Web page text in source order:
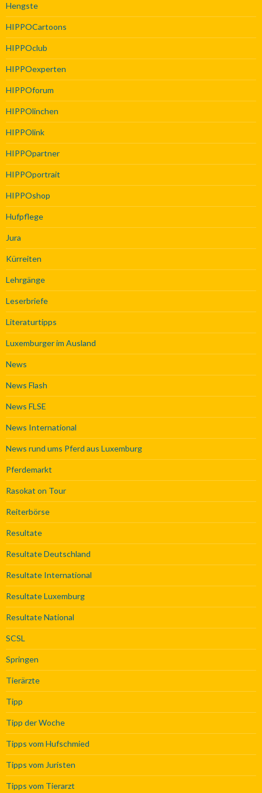
Hengste
HIPPOCartoons
HIPPOclub
HIPPOexperten
HIPPOforum
HIPPOlinchen
HIPPOlink
HIPPOpartner
HIPPOportrait
HIPPOshop
Hufpflege
Jura
Kürreiten
Lehrgänge
Leserbriefe
Literaturtipps
Luxemburger im Ausland
News
News Flash
News FLSE
News International
News rund ums Pferd aus Luxemburg
Pferdemarkt
Rasokat on Tour
Reiterbörse
Resultate
Resultate Deutschland
Resultate International
Resultate Luxemburg
Resultate National
SCSL
Springen
Tierärzte
Tipp
Tipp der Woche
Tipps vom Hufschmied
Tipps vom Juristen
Tipps vom Tierarzt